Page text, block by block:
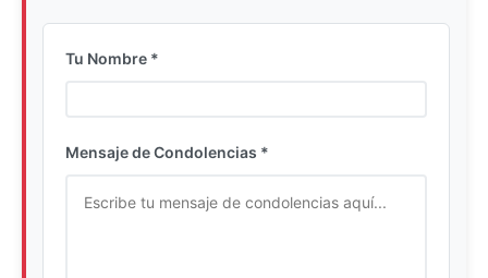
Tu Nombre *
Mensaje de Condolencias *